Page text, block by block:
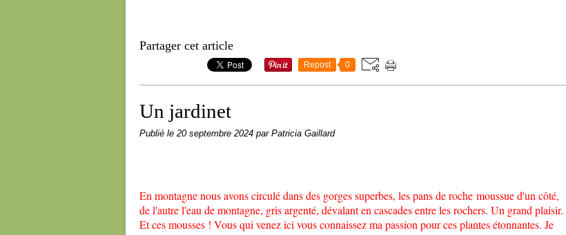
Partager cet article
Repost 0
Un jardinet
Publié le 20 septembre 2024 par Patricia Gaillard
En montagne nous avons circulé dans des gorges superbes, les pans de roche moussue d'un côté,
de l'autre l'eau de montagne, gris argenté, dévalant en cascades entre les rochers. Un grand plaisir.
Et ces mousses ! Vous qui venez ici vous connaissez ma passion pour ces plantes étonnantes. Je